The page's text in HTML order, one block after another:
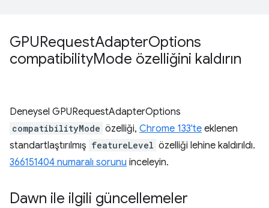
GPURequestAdapterOptions
compatibilityMode özelliğini kaldırın
Deneysel GPURequestAdapterOptions
compatibilityMode özelliği, Chrome 133'te eklenen
standartlaştırılmış featureLevel özelliği lehine kaldırıldı.
366151404 numaralı sorunu inceleyin.
Dawn ile ilgili güncellemeler